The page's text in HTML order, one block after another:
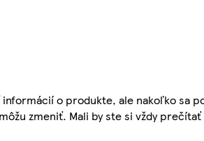
o produkte, ale nakoľko sa
zmeniť. Mali by ste si vždy